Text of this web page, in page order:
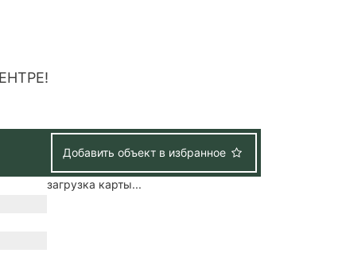
Добавить объект в избранное
загрузка карты...